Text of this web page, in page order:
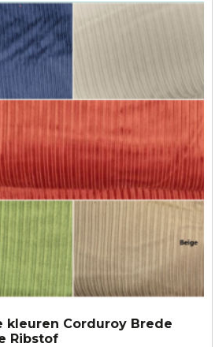
kleuren Corduroy Brede
Ribstof